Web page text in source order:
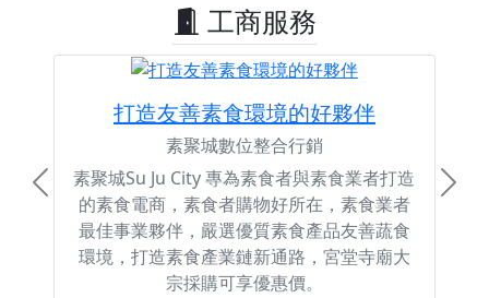
工商服務
打造友善素食環境的好夥伴
素聚城數位整合行銷
素聚城Su Ju City 專為素食者與素食業者打造
的素食電商，素食者購物好所在，素食業者
最佳事業夥伴，嚴選優質素食產品友善蔬食
環境，打造素食產業鏈新通路，宮堂寺廟大
宗採購可享優惠價。
Previous Next